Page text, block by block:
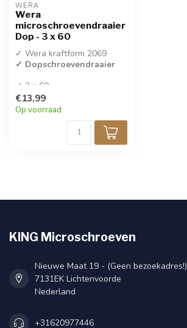
WERA
Wera
microschroevendraaier
Dop - 3 x 60
✓ Wera kraftform 2069
✓ Dopschroevendraaier
✓ 3 x 60
✓ Per stuk verkocht
€13,99
Op voorraad
KING Microschroeven
Nieuwe Maat 19 - (Geen bezoekadres!)
7131EK Lichtenvoorde
Nederland
+31620977446